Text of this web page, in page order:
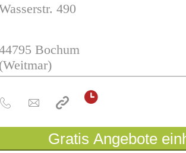
490
Bochum
Gratis Angebote